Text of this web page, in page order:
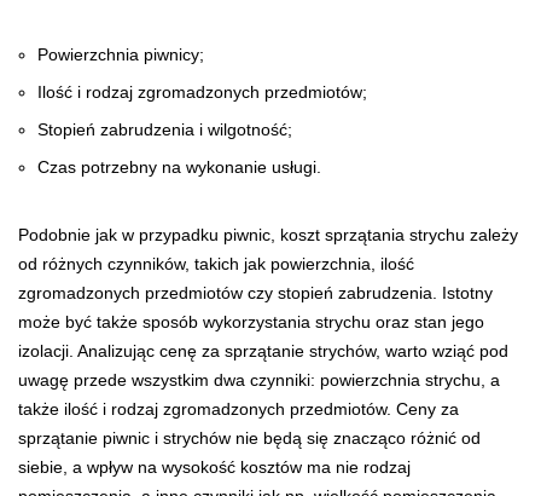
Powierzchnia piwnicy;
Ilość i rodzaj zgromadzonych przedmiotów;
Stopień zabrudzenia i wilgotność;
Czas potrzebny na wykonanie usługi.
Podobnie jak w przypadku piwnic, koszt sprzątania strychu zależy
od różnych czynników, takich jak powierzchnia, ilość
zgromadzonych przedmiotów czy stopień zabrudzenia. Istotny
może być także sposób wykorzystania strychu oraz stan jego
izolacji. Analizując cenę za sprzątanie strychów, warto wziąć pod
uwagę przede wszystkim dwa czynniki: powierzchnia strychu, a
także ilość i rodzaj zgromadzonych przedmiotów. Ceny za
sprzątanie piwnic i strychów nie będą się znacząco różnić od
siebie, a wpływ na wysokość kosztów ma nie rodzaj